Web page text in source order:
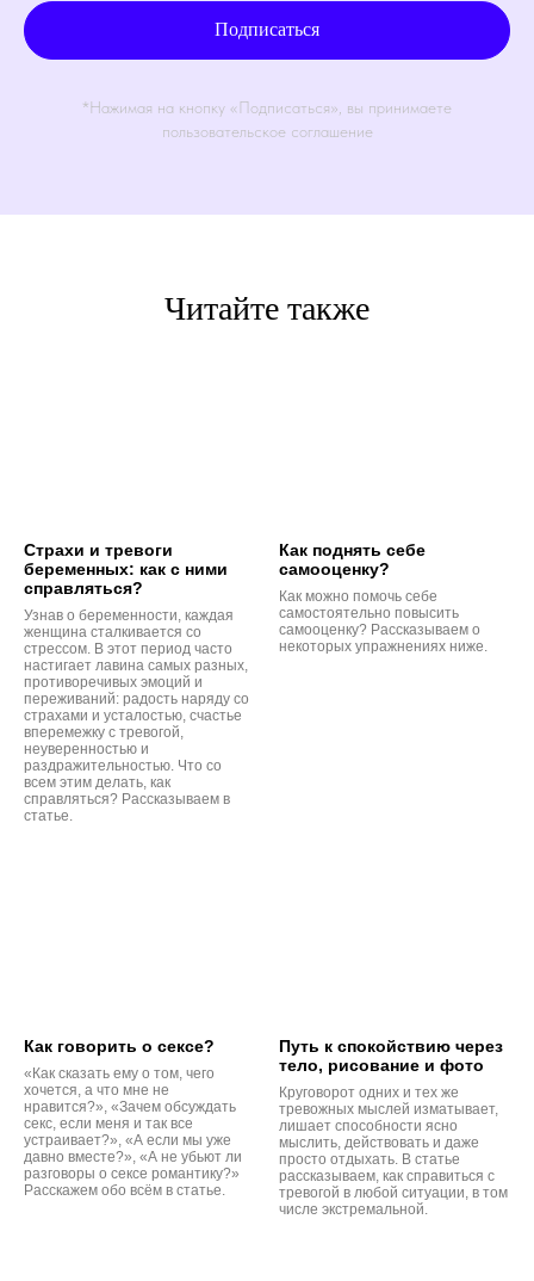
Подписаться
*Нажимая на кнопку «Подписаться», вы принимаете
пользовательское соглашение
Читайте также
Страхи и тревоги
беременных: как с ними
справляться?
Узнав о беременности, каждая
женщина сталкивается со
стрессом. В этот период часто
настигает лавина самых разных,
противоречивых эмоций и
переживаний: радость наряду со
страхами и усталостью, счастье
вперемежку с тревогой,
неуверенностью и
раздражительностью. Что со
всем этим делать, как
справляться? Рассказываем в
статье.
Как поднять себе
самооценку?
Как можно помочь себе
самостоятельно повысить
самооценку? Рассказываем о
некоторых упражнениях ниже.
Как говорить о сексе?
«Как сказать ему о том, чего
хочется, а что мне не
нравится?», «Зачем обсуждать
секс, если меня и так все
устраивает?», «А если мы уже
давно вместе?», «А не убьют ли
разговоры о сексе романтику?»
Расскажем обо всём в статье.
Путь к спокойствию через
тело, рисование и фото
Круговорот одних и тех же
тревожных мыслей изматывает,
лишает способности ясно
мыслить, действовать и даже
просто отдыхать. В статье
рассказываем, как справиться с
тревогой в любой ситуации, в том
числе экстремальной.